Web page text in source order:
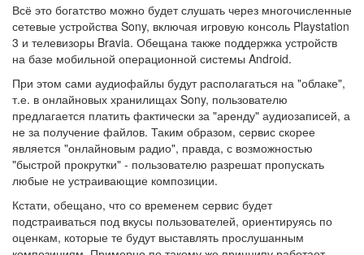
Всё это богатство можно будет слушать через многочисленные
сетевые устройства Sony, включая игровую консоль Playstation
3 и телевизоры Bravia. Обещана также поддержка устройств
на базе мобильной операционной системы Android.
При этом сами аудиофайлы будут располагаться на "облаке",
т.е. в онлайновых хранилищах Sony, пользователю
предлагается платить фактически за "аренду" аудиозаписей, а
не за получение файлов. Таким образом, сервис скорее
является "онлайновым радио", правда, с возможностью
"быстрой прокрутки" - пользователю разрешат пропускать
любые не устраивающие композиции.
Кстати, обещано, что со временем сервис будет
подстраиваться под вкусы пользователей, ориентируясь по
оценкам, которые те будут выставлять прослушанным